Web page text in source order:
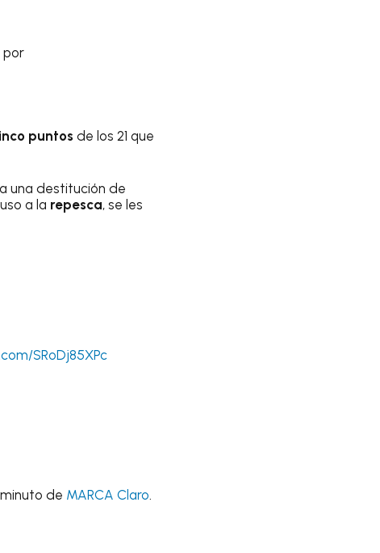
por
puntos de los 21 que
una destitución de
a la repesca, se les
SRoDj85XPc
de MARCA Claro.